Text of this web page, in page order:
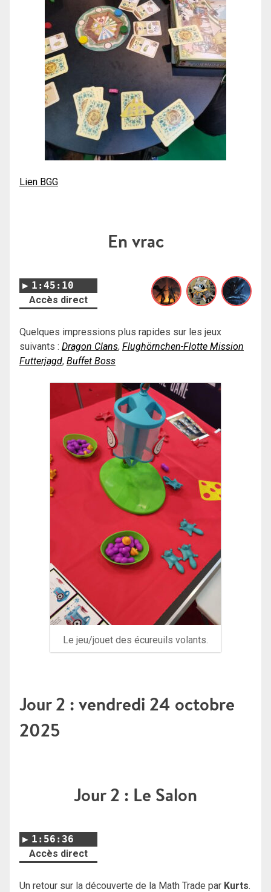
Lien BGG
En vrac
1:45:10
Accès direct
Quelques impressions plus rapides sur les jeux
suivants : Dragon Clans, Flughörnchen-Flotte Mission
Futterjagd, Buffet Boss
Le jeu/jouet des écureuils volants.
Jour 2 : vendredi 24 octobre
2025
Jour 2 : Le Salon
1:56:36
Accès direct
Un retour sur la découverte de la Math Trade par Kurts.